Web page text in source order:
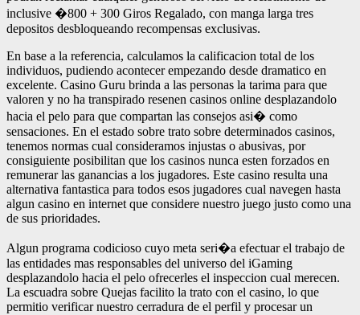
inclusive �800 + 300 Giros Regalado, con manga larga tres
depositos desbloqueando recompensas exclusivas.
En base a la referencia, calculamos la calificacion total de los
individuos, pudiendo acontecer empezando desde dramatico en
excelente. Casino Guru brinda a las personas la tarima para que
valoren y no ha transpirado resenen casinos online desplazandolo
hacia el pelo para que compartan las consejos asi� como
sensaciones. En el estado sobre trato sobre determinados casinos,
tenemos normas cual consideramos injustas o abusivas, por
consiguiente posibilitan que los casinos nunca esten forzados en
remunerar las ganancias a los jugadores. Este casino resulta una
alternativa fantastica para todos esos jugadores cual navegen hasta
algun casino en internet que considere nuestro juego justo como una
de sus prioridades.
Algun programa codicioso cuyo meta seri�a efectuar el trabajo de
las entidades mas responsables del universo del iGaming
desplazandolo hacia el pelo ofrecerles el inspeccion cual merecen.
La escuadra sobre Quejas facilito la trato con el casino, lo que
permitio verificar nuestro cerradura de el perfil y procesar un